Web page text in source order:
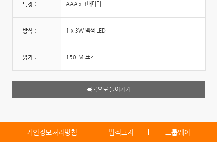
특징 : AAA x 3배터리
방식 : 1 x 3W 백색 LED
밝기 : 150LM 표기
목록으로 돌아가기
개인정보처리방침 법적고지 그룹웨어